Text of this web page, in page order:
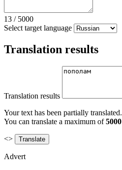
13 / 5000
Select target language
Translation results
Translation results
Your text has been partially translated.
You can translate a maximum of5000
<>
Advert